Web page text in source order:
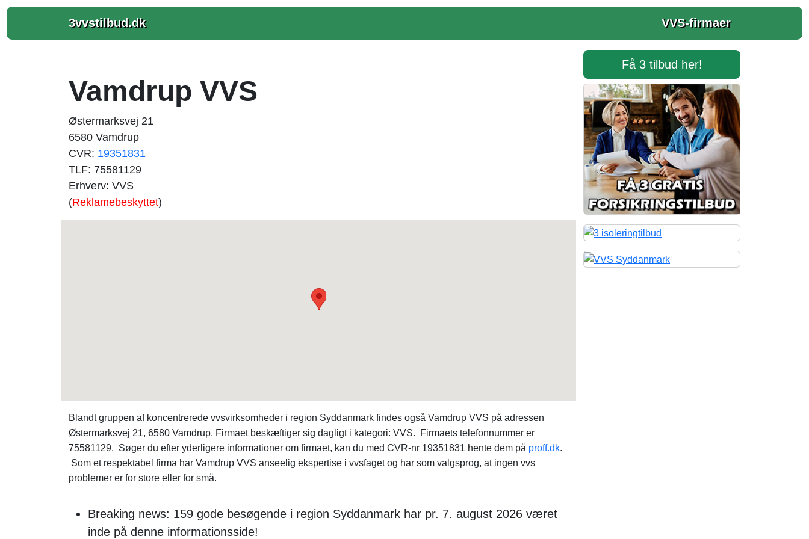
3vvstilbud.dk VVS-firmaer
Vamdrup VVS
Østermarksvej 21
6580 Vamdrup
CVR: 19351831
TLF: 75581129
Erhverv: VVS
(Reklamebeskyttet)
Blandt gruppen af koncentrerede vvsvirksomheder i region Syddanmark findes også Vamdrup VVS på adressen
Østermarksvej 21, 6580 Vamdrup. Firmaet beskæftiger sig dagligt i kategori: VVS. Firmaets telefonnummer er
75581129. Søger du efter yderligere informationer om firmaet, kan du med CVR-nr 19351831 hente dem på proff.dk.
Som et respektabel firma har Vamdrup VVS anseelig ekspertise i vvsfaget og har som valgsprog, at ingen vvs
problemer er for store eller for små.
Breaking news: 159 gode besøgende i region Syddanmark har pr. 7. august 2026 været
inde på denne informationsside!
Få 3 tilbud her!